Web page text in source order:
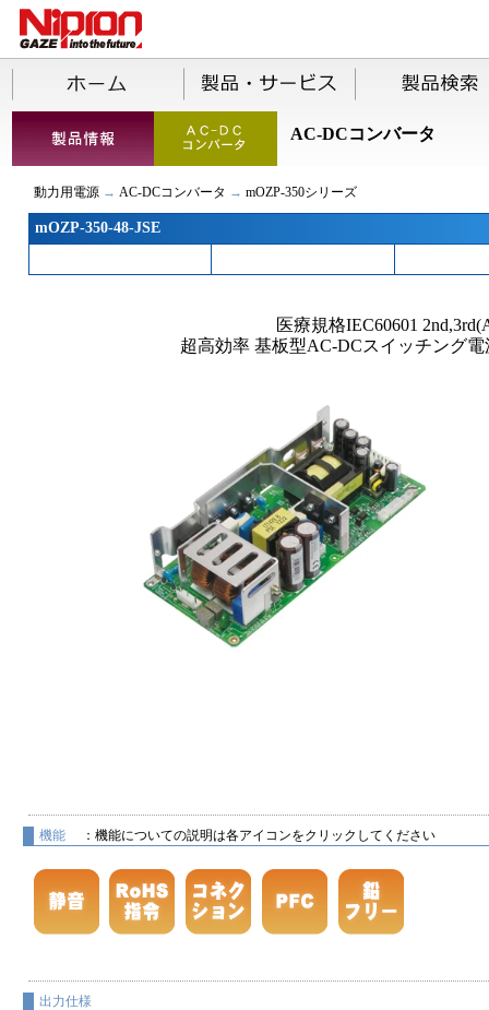
AC-DCコンバータ
動力用電源→ AC-DCコンバータ → mOZP-350シリーズ
mOZP-350-48-JSE
医療規格IEC60601
超高効率 基板型AC-DCスイッチング
機能 ：機能についての説明は各アイコンをクリックしてください
出力仕様